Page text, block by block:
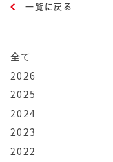
全て
2026
2025
2024
2023
2022
一覧に戻る